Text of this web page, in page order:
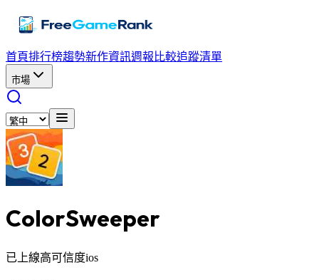
首頁排行榜趨勢新作資訊週報 比較追蹤清單
市場
ColorSweeper
已上線高可信度ios